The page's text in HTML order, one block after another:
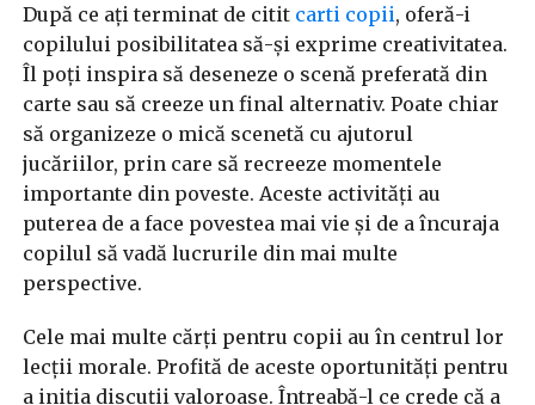
După ce ați terminat de citit carti copii, oferă-i
copilului posibilitatea să-și exprime creativitatea.
Îl poți inspira să deseneze o scenă preferată din
carte sau să creeze un final alternativ. Poate chiar
să organizeze o mică scenetă cu ajutorul
jucăriilor, prin care să recreeze momentele
importante din poveste. Aceste activități au
puterea de a face povestea mai vie și de a încuraja
copilul să vadă lucrurile din mai multe
perspective.
Cele mai multe cărți pentru copii au în centrul lor
lecții morale. Profită de aceste oportunități pentru
a iniția discuții valoroase. Întreabă-l ce crede că a